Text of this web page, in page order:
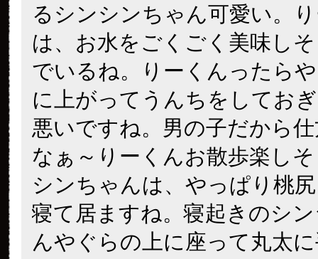
るシンシンちゃん可愛い。
は、お水をごくごく美味し
でいるね。りーくんったら
に上がってうんちをしてお
悪いですね。男の子だから
なぁ～りーくんお散歩楽し
シンちゃんは、やっぱり桃
寝て居ますね。寝起きのシ
んやぐらの上に座って丸太